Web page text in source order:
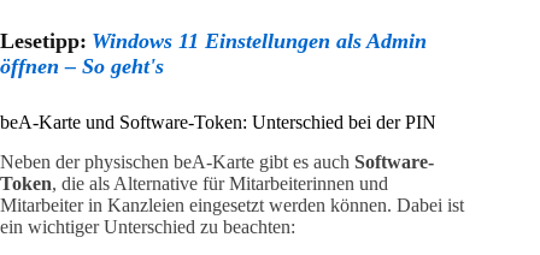
Lesetipp: Windows 11 Einstellungen als Admin
öffnen – So geht's
beA-Karte und Software-Token: Unterschied bei der PIN
Neben der physischen beA-Karte gibt es auch Software-
Token, die als Alternative für Mitarbeiterinnen und
Mitarbeiter in Kanzleien eingesetzt werden können. Dabei ist
ein wichtiger Unterschied zu beachten: